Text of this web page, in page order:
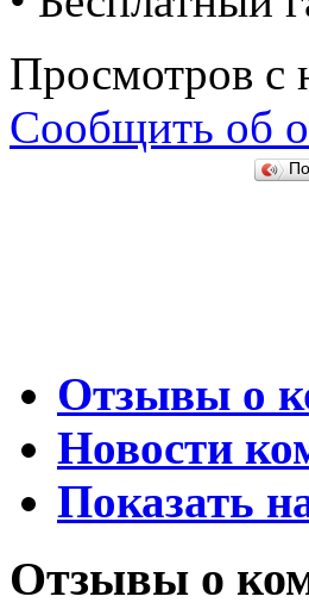
Просмотров с
Сообщить об
Отзывы о
Новости
Показать
Отзывы о